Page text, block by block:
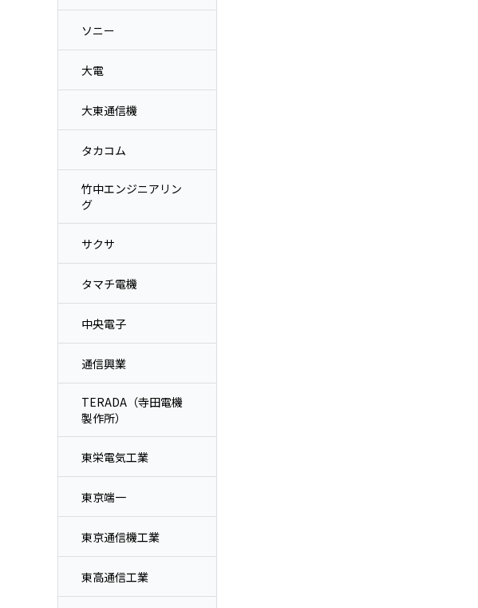
ソニー
大電
大東通信機
タカコム
竹中エンジニアリン
グ
サクサ
タマチ電機
中央電子
通信興業
TERADA（寺田電機
製作所）
東栄電気工業
東京端一
東京通信機工業
東高通信工業